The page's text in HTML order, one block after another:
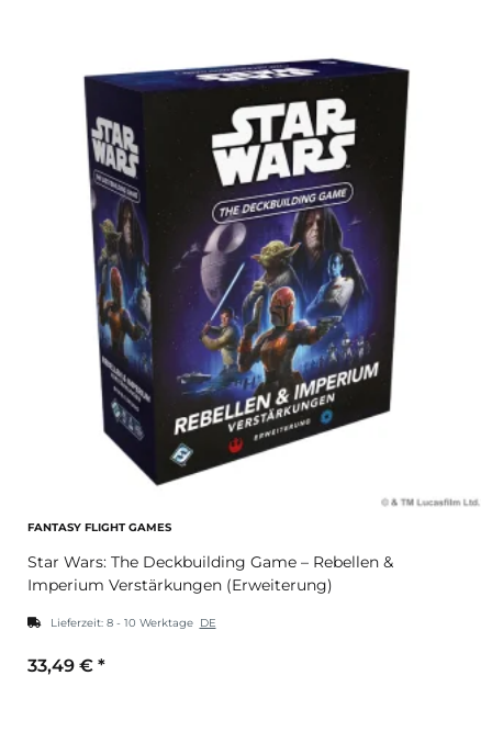
FANTASY FLIGHT GAMES
Star Wars: The Deckbuilding Game – Rebellen &
Imperium Verstärkungen (Erweiterung)
Lieferzeit: 8 - 10 Werktage DE
33,49 € *